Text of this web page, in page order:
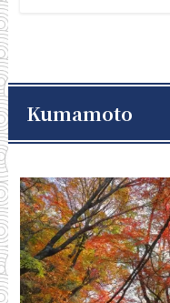
Kumamoto